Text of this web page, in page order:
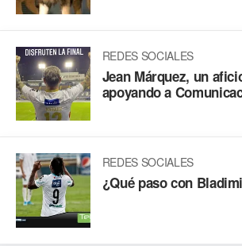
REDES SOCIALES
Jean Márquez, un
apoyando a
REDES SOCIALES
¿Qué paso con